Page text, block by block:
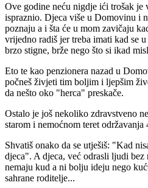
Ove godine neću nigdje ići trošak je
ispraznio. Djeca više u Domovinu i
poznaju a i šta će u mom zavičaju
vrijedno radiš jer treba imati kad se
brzo stigne, brže nego što si ikad
Eto te kao penzionera nazad u
počneš živjeti tim boljim i ljepšim
da nešto oko "herca" preskače.
Ostalo je još nekoliko zdravstveno
starom i nemoćnom teret održavanja
Shvatiš onako da se utješiš: "Kad
djeca". A djeca, već odrasli ljudi bez
nemaju kud a ni bolju ideju nego
sahrane roditelje...